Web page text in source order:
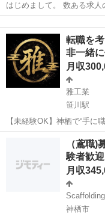
はじめまして。 数ある求
ございます。 当社は足場
います。 経験者はもちろ
いことがあって当たり前。
転職を
非一緒
月収
雅工業
笹川駅
【未経験OK】神栖で“手に
｜道具支給あり ■仕事内容
初は簡単な作業（資材運
験でも安心。 慣れてきたら
笹川駅
（鳶職)
験者歓
月収
Scaffolding
神栖市